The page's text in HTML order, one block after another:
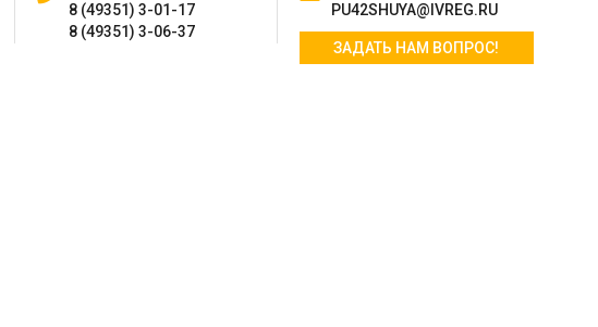
8 (49351) 3-01-17
8 (49351) 3-06-37
PU42SHUYA@IVREG.RU
ЗАДАТЬ НАМ ВОПРОС!